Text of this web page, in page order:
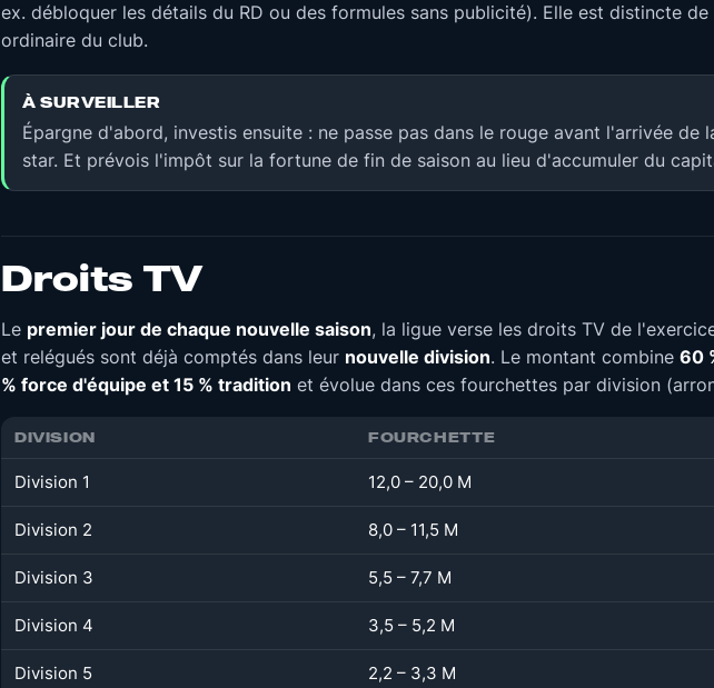
ex. débloquer les détails du RD ou des formules sans publicité). Elle est distincte
ordinaire du club.
À SURVEILLER
Épargne d'abord, investis ensuite : ne passe pas dans le rouge avant l'arrivée de
star. Et prévois l'impôt sur la fortune de fin de saison au lieu d'accumuler du
Droits TV
Le premier jour de chaque nouvelle saison, la ligue verse les droits TV de
et relégués sont déjà comptés dans leur nouvelle division. Le montant combine 60
% force d'équipe et 15 % tradition et évolue dans ces fourchettes par division
DIVISION FOURCHETTE
Division 1 12,0 – 20,0 M
Division 2 8,0 – 11,5 M
Division 3 5,5 – 7,7 M
Division 4 3,5 – 5,2 M
Division 5 2,2 – 3,3 M